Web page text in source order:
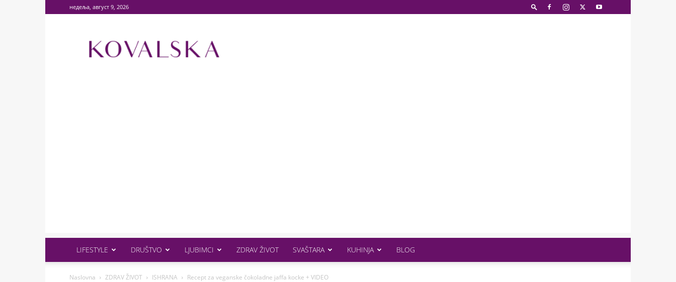
недеља, август 9, 2026
–
Vaša
LIFESTYLE DRUŠTVO LJUBIMCI ZDRAV ŽIVOT SVAŠTARA KUHINJA BLOG
Naslovna ZDRAV ŽIVOT ISHRANA Recept za veganske čokoladne jaffa kocke + VIDEO